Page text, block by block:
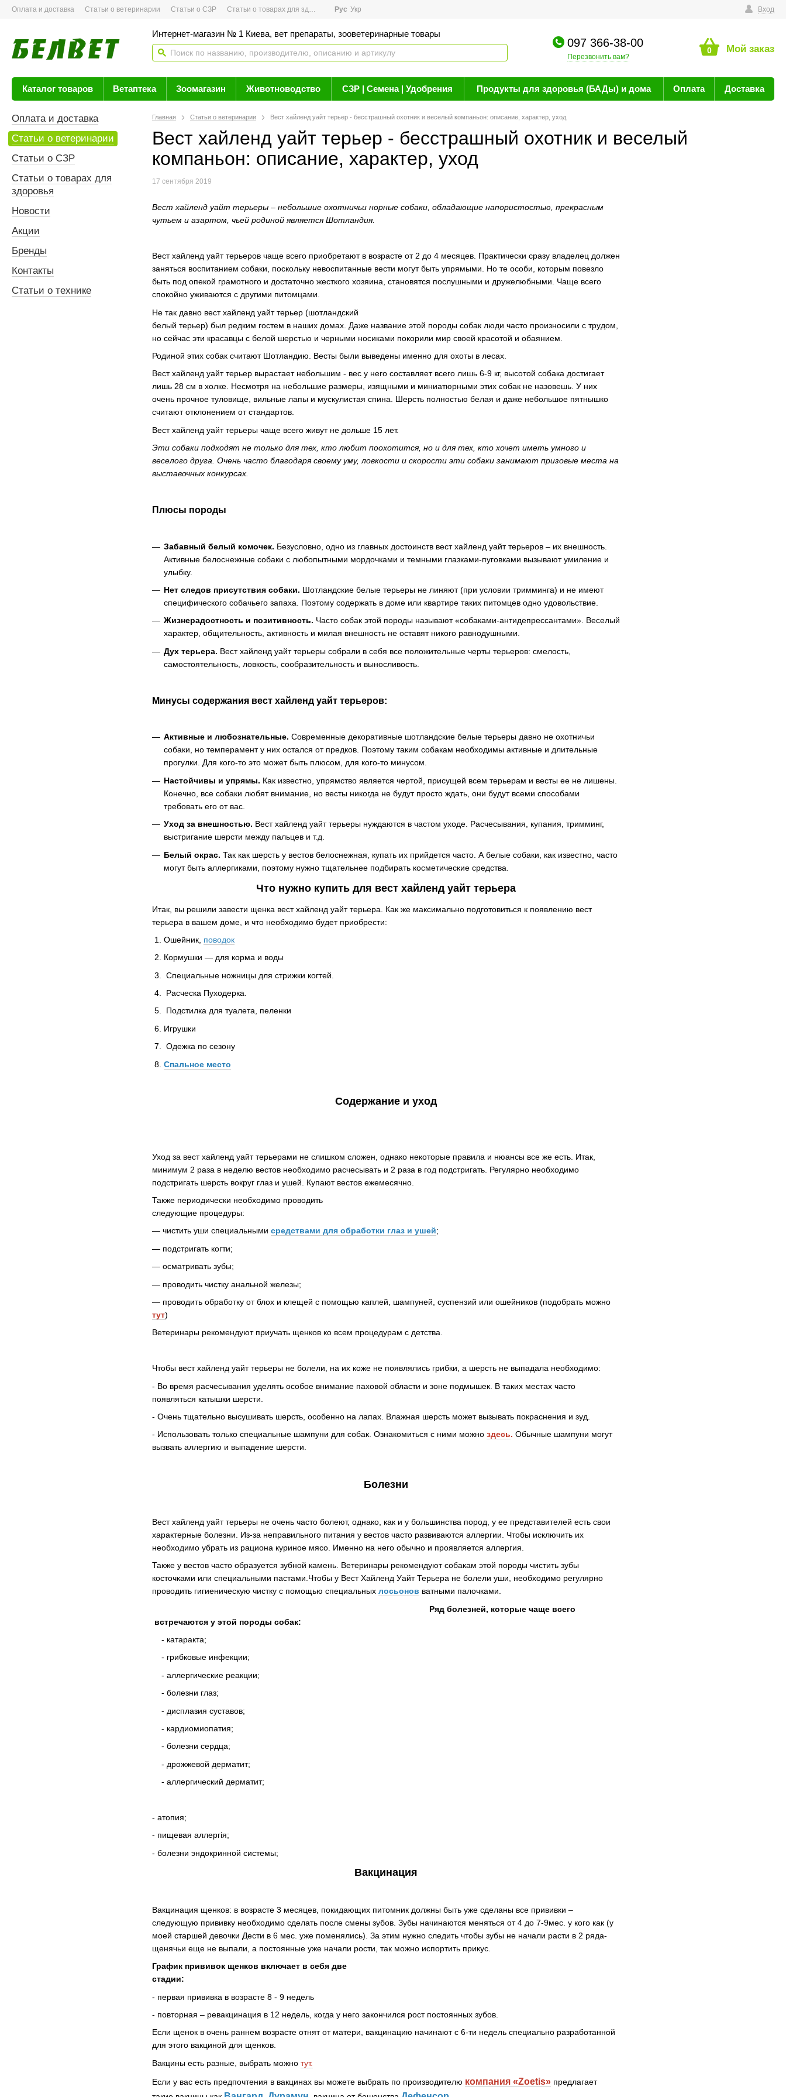
Оплата и доставка Статьи о ветеринарии Статьи о СЗР Статьи о товарах для здоровья Новости Вход
Рус Укр
Интернет-магазин № 1 Киева, вет препараты, зооветеринарные товары
097 366-38-00
Перезвонить вам?
0 Мой заказ
Каталог товаров Ветаптека Зоомагазин Животноводство СЗР | Семена | Удобрения Продукты для здоровья (БАДы) и дома Оплата Доставка
Главная Статьи о ветеринарии Вест хайленд уайт терьер - бесстрашный охотник и веселый компаньон: описание, характер, уход
Вест хайленд уайт терьер - бесстрашный охотник и веселый
компаньон: описание, характер, уход
17 сентября 2019
Вест хайленд уайт терьеры – небольшие охотничьи норные собаки, обладающие напористостью, прекрасным
чутьем и азартом, чьей родиной является Шотландия.
Вест хайленд уайт терьеров чаще всего приобретают в возрасте от 2 до 4 месяцев. Практически сразу владелец должен
заняться воспитанием собаки, поскольку невоспитанные вести могут быть упрямыми. Но те особи, которым повезло
быть под опекой грамотного и достаточно жесткого хозяина, становятся послушными и дружелюбными. Чаще всего
спокойно уживаются с другими питомцами.
Не так давно вест хайленд уайт терьер (шотландский
белый терьер) был редким гостем в наших домах. Даже название этой породы собак люди часто произносили с трудом,
но сейчас эти красавцы с белой шерстью и черными носиками покорили мир своей красотой и обаянием.
Родиной этих собак считают Шотландию. Весты были выведены именно для охоты в лесах.
Вест хайленд уайт терьер вырастает небольшим - вес у него составляет всего лишь 6-9 кг, высотой собака достигает
лишь 28 см в холке. Несмотря на небольшие размеры, изящными и миниатюрными этих собак не назовешь. У них
очень прочное туловище, вильные лапы и мускулистая спина. Шерсть полностью белая и даже небольшое пятнышко
считают отклонением от стандартов.
Вест хайленд уайт терьеры чаще всего живут не дольше 15 лет.
Эти собаки подходят не только для тех, кто любит поохотится, но и для тех, кто хочет иметь умного и
веселого друга. Очень часто благодаря своему уму, ловкости и скорости эти собаки занимают призовые места на
выставочных конкурсах.
Плюсы породы
Забавный белый комочек. Безусловно, одно из главных достоинств вест хайленд уайт терьеров – их внешность.
Активные белоснежные собаки с любопытными мордочками и темными глазками-пуговками вызывают умиление и
улыбку.
Нет следов присутствия собаки. Шотландские белые терьеры не линяют (при условии тримминга) и не имеют
специфического собачьего запаха. Поэтому содержать в доме или квартире таких питомцев одно удовольствие.
Жизнерадостность и позитивность. Часто собак этой породы называют «собаками-антидепрессантами». Веселый
характер, общительность, активность и милая внешность не оставят никого равнодушными.
Дух терьера. Вест хайленд уайт терьеры собрали в себя все положительные черты терьеров: смелость,
самостоятельность, ловкость, сообразительность и выносливость.
Минусы содержания вест хайленд уайт терьеров:
Активные и любознательные. Современные декоративные шотландские белые терьеры давно не охотничьи
собаки, но темперамент у них остался от предков. Поэтому таким собакам необходимы активные и длительные
прогулки. Для кого-то это может быть плюсом, для кого-то минусом.
Настойчивы и упрямы. Как известно, упрямство является чертой, присущей всем терьерам и весты ее не лишены.
Конечно, все собаки любят внимание, но весты никогда не будут просто ждать, они будут всеми способами
требовать его от вас.
Уход за внешностью. Вест хайленд уайт терьеры нуждаются в частом уходе. Расчесывания, купания, тримминг,
выстригание шерсти между пальцев и т.д.
Белый окрас. Так как шерсть у вестов белоснежная, купать их прийдется часто. А белые собаки, как известно, часто
могут быть аллергиками, поэтому нужно тщательнее подбирать косметические средства.
Что нужно купить для вест хайленд уайт терьера
Итак, вы решили завести щенка вест хайленд уайт терьера. Как же максимально подготовиться к появлению вест
терьера в вашем доме, и что необходимо будет приобрести:
Ошейник, поводок
Кормушки — для корма и воды
Специальные ножницы для стрижки когтей.
Расческа Пуходерка.
Подстилка для туалета, пеленки
Игрушки
Одежка по сезону
Спальное место
Содержание и уход
Уход за вест хайленд уайт терьерами не слишком сложен, однако некоторые правила и нюансы все же есть. Итак,
минимум 2 раза в неделю вестов необходимо расчесывать и 2 раза в год подстригать. Регулярно необходимо
подстригать шерсть вокруг глаз и ушей. Купают вестов ежемесячно.
Также периодически необходимо проводить
следующие процедуры:
— чистить уши специальными средствами для обработки глаз и ушей;
— подстригать когти;
— осматривать зубы;
— проводить чистку анальной железы;
— проводить обработку от блох и клещей с помощью каплей, шампуней, суспензий или ошейников (подобрать можно
тут)
Ветеринары рекомендуют приучать щенков ко всем процедурам с детства.
Чтобы вест хайленд уайт терьеры не болели, на их коже не появлялись грибки, а шерсть не выпадала необходимо:
- Во время расчесывания уделять особое внимание паховой области и зоне подмышек. В таких местах часто
появляться катышки шерсти.
- Очень тщательно высушивать шерсть, особенно на лапах. Влажная шерсть может вызывать покраснения и зуд.
- Использовать только специальные шампуни для собак. Ознакомиться с ними можно здесь. Обычные шампуни могут
вызвать аллергию и выпадение шерсти.
Болезни
Вест хайленд уайт терьеры не очень часто болеют, однако, как и у большинства пород, у ее представителей есть свои
характерные болезни. Из-за неправильного питания у вестов часто развиваются аллергии. Чтобы исключить их
необходимо убрать из рациона куриное мясо. Именно на него обычно и проявляется аллергия.
Также у вестов часто образуется зубной камень. Ветеринары рекомендуют собакам этой породы чистить зубы
косточками или специальными пастами.Чтобы у Вест Хайленд Уайт Терьера не болели уши, необходимо регулярно
проводить гигиеническую чистку с помощью специальных лосьонов ватными палочками.
Ряд болезней, которые чаще всего
встречаются у этой породы собак:
- катаракта;
- грибковые инфекции;
- аллергические реакции;
- болезни глаз;
- дисплазия суставов;
- кардиомиопатия;
- болезни сердца;
- дрожжевой дерматит;
- аллергический дерматит;
- атопия;
- пищевая аллергія;
- болезни эндокринной системы;
Вакцинация
Вакцинация щенков: в возрасте 3 месяцев, покидающих питомник должны быть уже сделаны все прививки –
следующую прививку необходимо сделать после смены зубов. Зубы начинаются меняться от 4 до 7-9мес. у кого как (у
моей старшей девочки Дести в 6 мес. уже поменялись). За этим нужно следить чтобы зубы не начали расти в 2 ряда-
щенячьи еще не выпали, а постоянные уже начали рости, так можно испортить прикус.
График прививок щенков включает в себя две
стадии:
- первая прививка в возрасте 8 - 9 недель
- повторная – ревакцинация в 12 недель, когда у него закончился рост постоянных зубов.
Если щенок в очень раннем возрасте отнят от матери, вакцинацию начинают с 6-ти недель специально разработанной
для этого вакциной для щенков.
Вакцины есть разные, выбрать можно тут.
Если у вас есть предпочтения в вакцинах вы можете выбрать по производителю компания «Zoetis» предлагает
Оплата и доставка
Статьи о ветеринарии
Статьи о СЗР
Статьи о товарах для
здоровья
Новости
Акции
Бренды
Контакты
Статьи о технике